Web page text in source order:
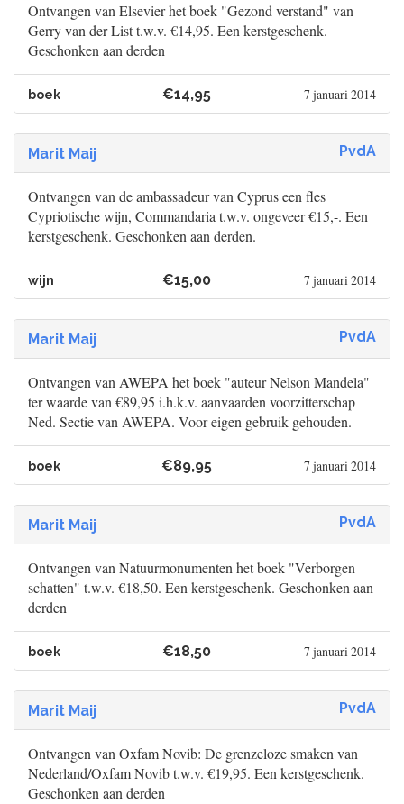
Ontvangen van Elsevier het boek "Gezond verstand" van
Gerry van der List t.w.v. €14,95. Een kerstgeschenk.
Geschonken aan derden
boek €14,95 7 januari 2014
Marit Maij PvdA
Ontvangen van de ambassadeur van Cyprus een fles
Cypriotische wijn, Commandaria t.w.v. ongeveer €15,-. Een
kerstgeschenk. Geschonken aan derden.
wijn €15,00 7 januari 2014
Marit Maij PvdA
Ontvangen van AWEPA het boek "auteur Nelson Mandela"
ter waarde van €89,95 i.h.k.v. aanvaarden voorzitterschap
Ned. Sectie van AWEPA. Voor eigen gebruik gehouden.
boek €89,95 7 januari 2014
Marit Maij PvdA
Ontvangen van Natuurmonumenten het boek "Verborgen
schatten" t.w.v. €18,50. Een kerstgeschenk. Geschonken aan
derden
boek €18,50 7 januari 2014
Marit Maij PvdA
Ontvangen van Oxfam Novib: De grenzeloze smaken van
Nederland/Oxfam Novib t.w.v. €19,95. Een kerstgeschenk.
Geschonken aan derden